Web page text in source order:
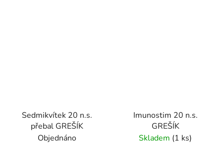
Sedmikvítek 20 n.s.
přebal GREŠÍK
Objednáno
Imunostim 20 n.s.
GREŠÍK
Skladem (1 ks)